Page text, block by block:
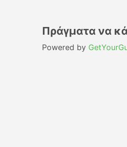
Πράγματα να
Powered by